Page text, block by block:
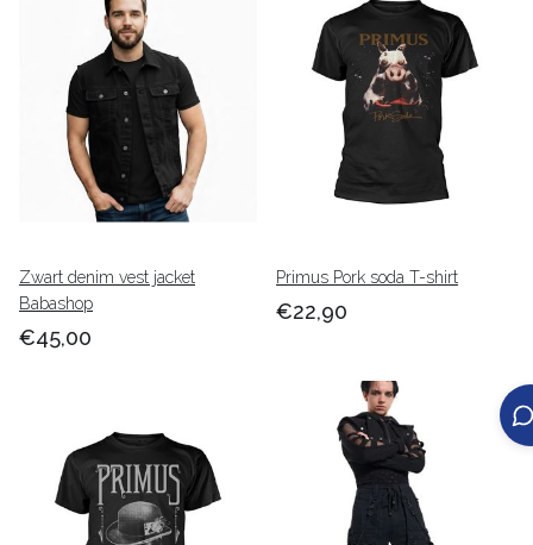
Zwart denim vest jacket
Babashop
€45,00
Primus Pork soda T-shirt
€22,90